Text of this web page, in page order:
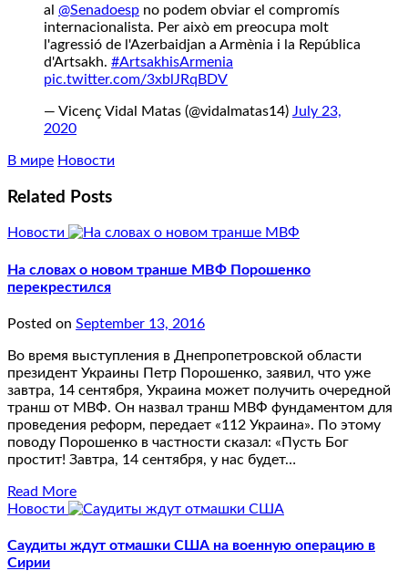
al @Senadoesp no podem obviar el compromís
internacionalista. Per això em preocupa molt
l'agressió de l'Azerbaidjan a Armènia i la República
d'Artsakh. #ArtsakhisArmenia
pic.twitter.com/3xblJRqBDV
— Vicenç Vidal Matas (@vidalmatas14) July 23,
2020
В мире Новости
Related Posts
Новости
На словах о новом транше МВФ Порошенко
перекрестился
Posted on September 13, 2016
Во время выступления в Днепропетровской области
президент Украины Петр Порошенко, заявил, что уже
завтра, 14 сентября, Украина может получить очередной
транш от МВФ. Он назвал транш МВФ фундаментом для
проведения реформ, передает «112 Украина». По этому
поводу Порошенко в частности сказал: «Пусть Бог
простит! Завтра, 14 сентября, у нас будет…
Read More
Новости
Саудиты ждут отмашки США на военную операцию в
Сирии